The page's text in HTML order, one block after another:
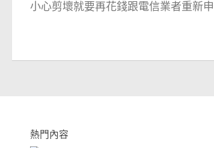
小心剪壞就要再花錢跟電信業者重新
熱門內容